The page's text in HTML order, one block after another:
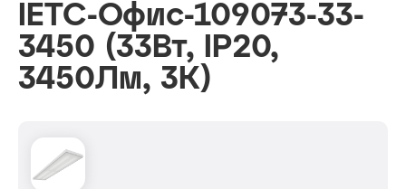
IETC-Офис-109073-33-
3450 (33Вт, IP20,
3450Лм, 3К)